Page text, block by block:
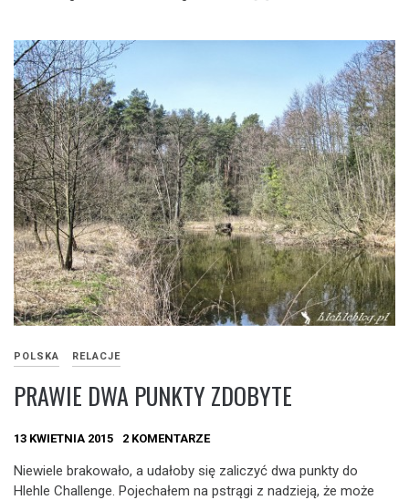
POLSKA RELACJE
PRAWIE DWA PUNKTY ZDOBYTE
13 KWIETNIA 2015 2 KOMENTARZE
Niewiele brakowało, a udałoby się zaliczyć dwa punkty do
Hlehle Challenge. Pojechałem na pstrągi z nadzieją, że może